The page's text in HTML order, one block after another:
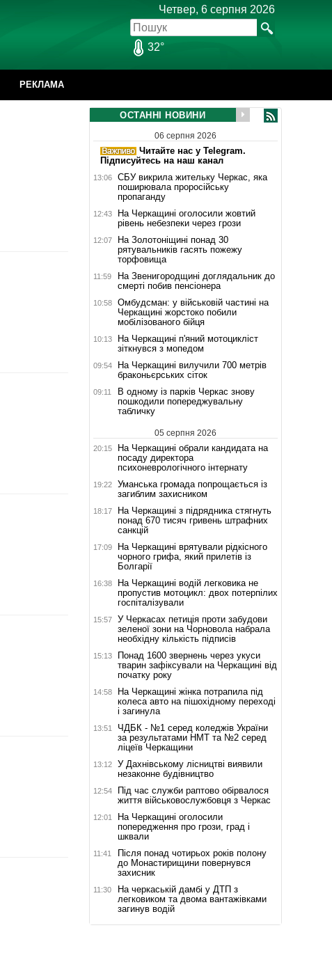
Четвер, 6 серпня 2026
32°
РЕКЛАМА
ОСТАННІ НОВИНИ
06 серпня 2026
Читайте нас у Telegram.
Підписуйтесь на наш канал
13:06
СБУ викрила жительку Черкас, яка
поширювала проросійську
пропаганду
12:43
На Черкащині оголосили жовтий
рівень небезпеки через грози
12:07
На Золотоніщині понад 30
рятувальників гасять пожежу
торфовища
11:59
На Звенигородщині доглядальник до
смерті побив пенсіонера
10:58
Омбудсман: у військовій частині на
Черкащині жорстоко побили
мобілізованого бійця
10:13
На Черкащині п'яний мотоцикліст
зіткнувся з мопедом
09:54
На Черкащині вилучили 700 метрів
браконьєрських сіток
09:11
В одному із парків Черкас знову
пошкодили попереджувальну
табличку
05 серпня 2026
20:15
На Черкащині обрали кандидата на
посаду директора
психоневрологічного інтернату
19:22
Уманська громада попрощається із
загиблим захисником
18:17
На Черкащині з підрядника стягнуть
понад 670 тисяч гривень штрафних
санкцій
17:09
На Черкащині врятували рідкісного
чорного грифа, який прилетів із
Болгарії
16:38
На Черкащині водій легковика не
пропустив мотоцикл: двох потерпілих
госпіталізували
15:57
У Черкасах петиція проти забудови
зеленої зони на Чорновола набрала
необхідну кількість підписів
15:13
Понад 1600 звернень через укуси
тварин зафіксували на Черкащині від
початку року
14:58
На Черкащині жінка потрапила під
колеса авто на пішохідному переході
і загинула
13:51
ЧДБК - №1 серед коледжів України
за результатами НМТ та №2 серед
ліцеїв Черкащини
13:12
У Дахнівському лісництві виявили
незаконне будівництво
12:54
Під час служби раптово обірвалося
життя військовослужбовця з Черкас
12:01
На Черкащині оголосили
попередження про грози, град і
шквали
11:41
Після понад чотирьох років полону
до Монастирищини повернувся
захисник
11:30
На черкаській дамбі у ДТП з
легковиком та двома вантажівками
загинув водій